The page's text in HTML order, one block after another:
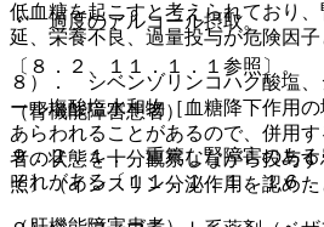
低血糖を起こすと考えられており
延、栄養不良、過量投与が危険因子
８）． シベンゾリンコハク酸塩、
ール塩酸塩水和物［血糖降下作用
あらわれることがあるので、併用
者の状態を十分観察しながら投与
照〕（インスリン分泌作用を認めた
・ 過度のアルコール摂取。
〔８．２、１１．１．１参照〕。
（腎機能障害患者）
９．２．１． 重篤な腎障害のある
それがある〔１１．１．１、１６